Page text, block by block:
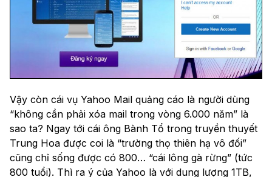
Vậy còn cái vụ Yahoo Mail quảng cáo là người dùng
“không cần phải xóa mail trong vòng 6.000 năm” là
sao ta? Ngay tới cái ông Bành Tổ trong truyền thuyết
Trung Hoa được coi là “trường thọ thiên hạ vô đối”
cũng chỉ sống được có 800… “cái lông gà rừng” (tức
800 tuổi). Thì ra ý của Yahoo là với dung lượng 1TB,